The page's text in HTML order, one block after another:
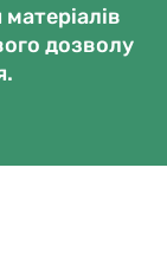
дозволу